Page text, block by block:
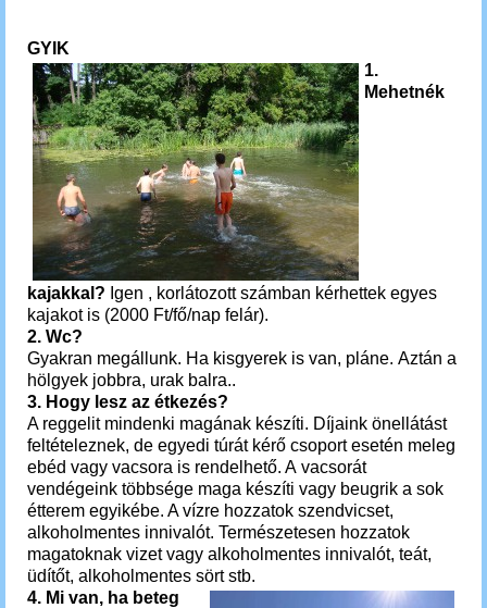
GYIK
1.
Mehetnék
kajakkal? Igen , korlátozott számban kérhettek egyes
kajakot is (2000 Ft/fő/nap felár).
2. Wc?
Gyakran megállunk. Ha kisgyerek is van, pláne. Aztán a
hölgyek jobbra, urak balra..
3. Hogy lesz az étkezés?
A reggelit mindenki magának készíti. Díjaink önellátást
feltételeznek, de egyedi túrát kérő csoport esetén meleg
ebéd vagy vacsora is rendelhető. A vacsorát
vendégeink többsége maga készíti vagy beugrik a sok
étterem egyikébe. A vízre hozzatok szendvicset,
alkoholmentes innivalót. Természetesen hozzatok
magatoknak vizet vagy alkoholmentes innivalót, teát,
üdítőt, alkoholmentes sört stb.
4. Mi van, ha beteg